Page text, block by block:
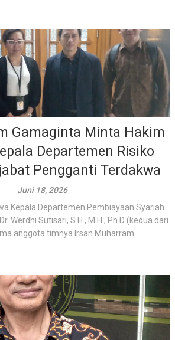
Gamaginta Minta Hakim
Departemen Risiko
Pengganti Terdakwa
Juni 18, 2026
Kepala Departemen Pembiayaan Syariah
Werdhi Sutisari, S.H., M.H., Ph.D (kedua dari
anggota timnya Irsan Muharram...